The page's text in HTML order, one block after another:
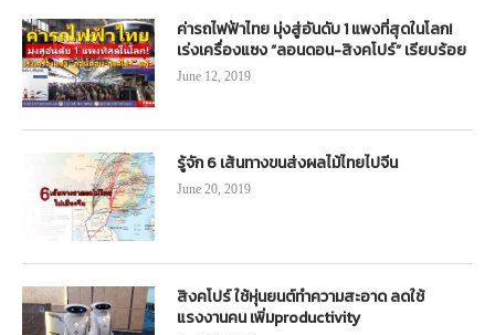
ค่ารถไฟฟ้าไทย มุ่งสู่อันดับ 1 แพงที่สุดในโลก!
เร่งเครื่องแซง “ลอนดอน-สิงคโปร์” เรียบร้อย
June 12, 2019
รู้จัก 6 เส้นทางขนส่งผลไม้ไทยไปจีน
June 20, 2019
สิงคโปร์ ใช้หุ่นยนต์ทำความสะอาด ลดใช้
แรงงานคน เพิ่มproductivity